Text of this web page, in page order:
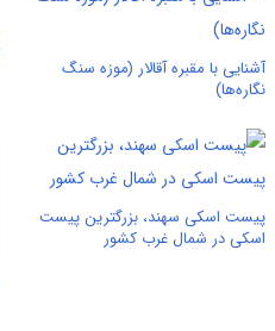
آشنایی با مقبره آقالار (موزه سنگ
نگاره‌ها)
پیست اسکی سهند، بزرگترین پیست
اسکی در شمال غرب کشور